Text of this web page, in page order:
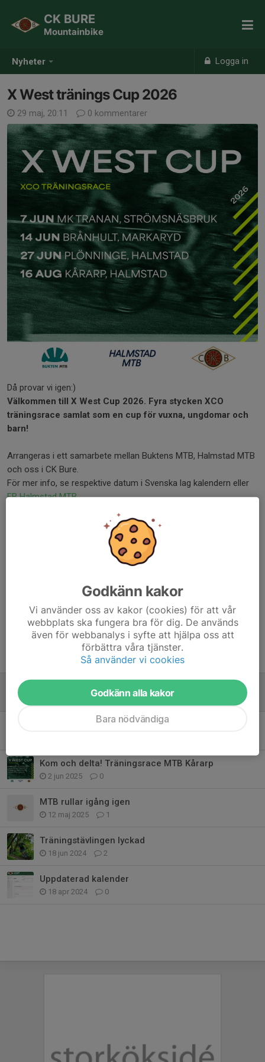
Nyheter Logga in
CK BURE
Mountainbike
X West tränings Cup 2026
29 maj, 20:11 0 kommentarer
Då provar vi igen:)
Välkommen till X West Cup 2026. Fyra stycken XCO
träningsrace samlat som en cup för vuxna, ungdomar och
barn!
Arrangeras i ett samarbete mellan Buktens MTB, Halmstad MTB
och oss i CK Bure.
För mer info, se respektive datum i Svenska lag kalendern eller
FB Halmstad MTB.
Tidigare nyheter
29 maj, 20:11 0
Lyckat event med kladdiga deltagare
Kom och delta! Träningsrace MTB Kårarp
2 jun 2025 0
MTB rullar igång igen
12 maj 2025 1
Träningstävlingen lyckad
18 jun 2024 2
Uppdaterad kalender
18 apr 2024 0
Godkänn kakor
Vi använder oss av kakor (cookies) för att vår
webbplats ska fungera bra för dig. De används
även för webbanalys i syfte att hjälpa oss att
förbättra våra tjänster.
Så använder vi cookies
Godkänn alla kakor
Bara nödvändiga